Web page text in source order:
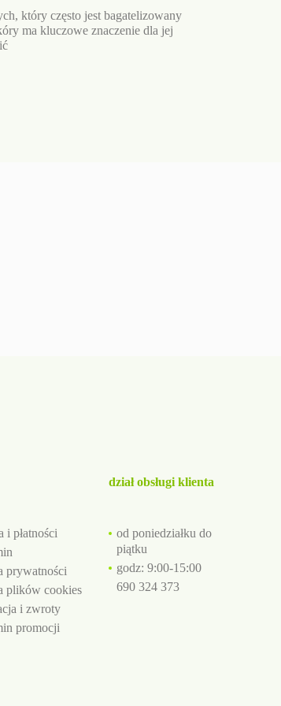
który często jest bagatelizowany
ma kluczowe znaczenie dla jej
i płatności
prywatności
plików cookies
i zwroty
promocji
dział obsługi klienta
od poniedziałku do
piątku
godz: 9:00-15:00
690 324 373